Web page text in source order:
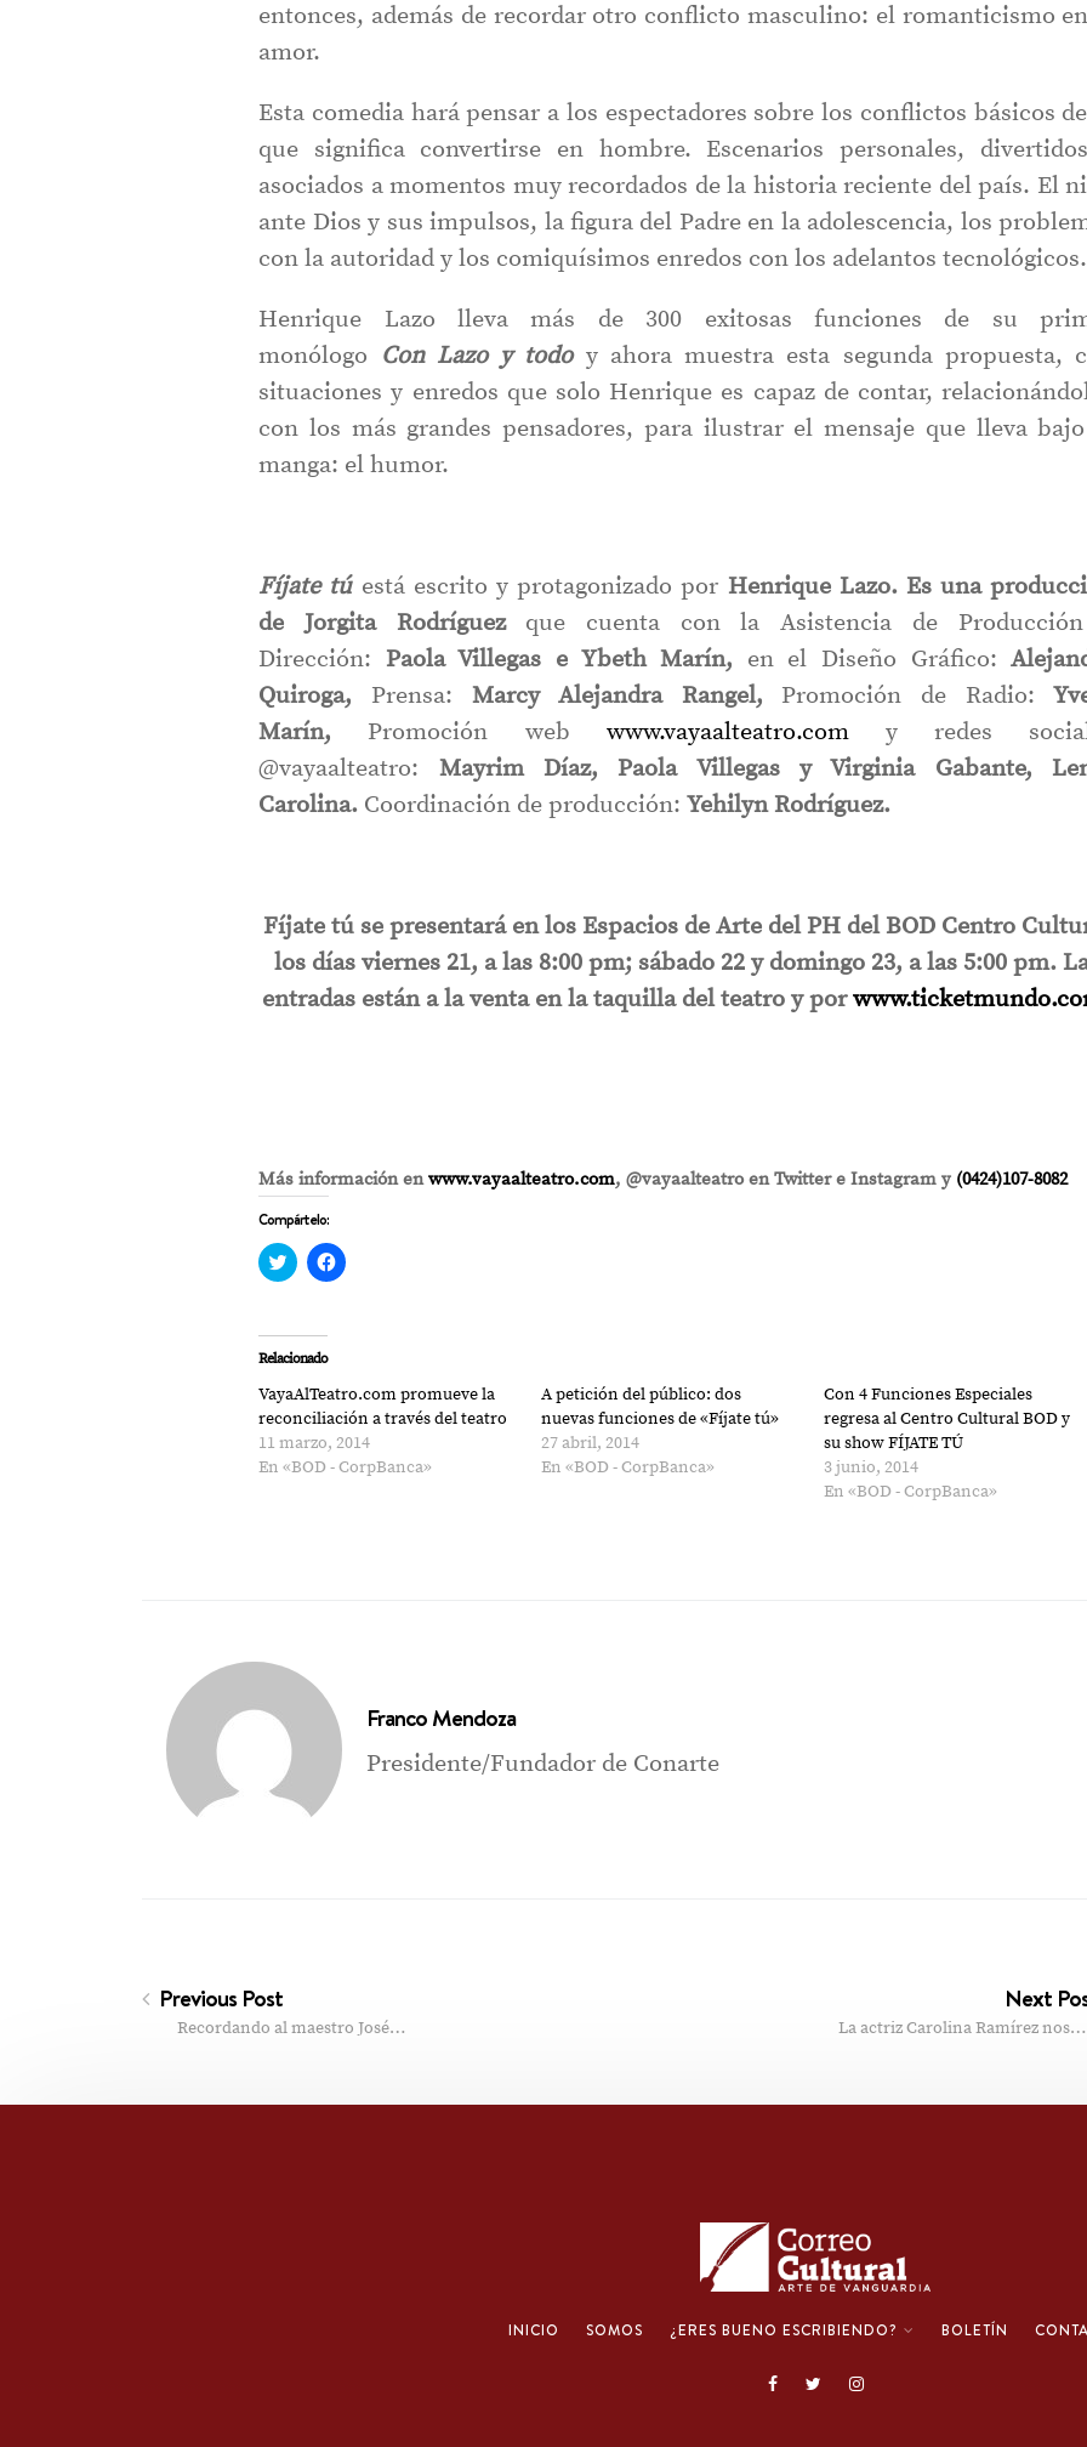
entonces, además de recordar otro conflicto masculino: el romanticismo
amor.
Esta comedia hará pensar a los espectadores sobre los conflictos básicos
que significa convertirse en hombre. Escenarios personales,
asociados a momentos muy recordados de la historia reciente del país. El
ante Dios y sus impulsos, la figura del Padre en la adolescencia, los
con la autoridad y los comiquísimos enredos con los adelantos tecnológicos.
Henrique Lazo lleva más de 300 exitosas funciones de su
monólogo Con Lazo y todoy ahora muestra esta segunda propuesta,
situaciones y enredos que solo Henrique es capaz de contar,
con los más grandes pensadores, para ilustrar el mensaje que lleva
manga: el humor.
Fíjate túestá escrito y protagonizado por Henrique Lazo. Es una
de Jorgita Rodríguez que cuenta con la
Asistencia de
Dirección: Paola Villegas e Ybeth Marín, en el Diseño Gráfico:
Quiroga, Prensa: Marcy Alejandra Rangel, Promoción de Radio:
Marín, Promoción web www.vayaalteatro.comy redes
@vayaalteatro: Mayrim Díaz, Paola Villegas y Virginia Gabante,
Carolina. Coordinación de producción:Yehilyn Rodríguez.
Fíjate tú se presentará en los Espacios de Arte del PH del BOD Centro
los días viernes 21, a las 8:00 pm; sábado 22 y domingo 23, a las 5:00 pm.
entradas están a la venta en la taquilla del teatro y por
Más información enwww.vayaalteatro.com, @vayaalteatro en Twitter e Instagram y (0424)107-8082
Compártelo:
Haz
clic
Twitter
(Se
abre
en
una
ventana
nueva)
Haz
clic
en
una
ventana
nueva)
Relacionado
VayaAlTeatro.com promueve la
reconciliación a través del teatro
11 marzo, 2014
En «BOD - CorpBanca»
A petición del público: dos
nuevas funciones de «Fíjate tú»
27 abril, 2014
En «BOD - CorpBanca»
Con 4 Funciones Especiales
regresa al Centro Cultural BOD y
su show FÍJATE TÚ
3 junio, 2014
En «BOD - CorpBanca»
Franco Mendoza
Presidente/Fundador de Conarte
Previous Post
Recordando al maestro José…
Next
La actriz Carolina Ramírez nos…
INICIO SOMOS ¿ERES BUENO ESCRIBIENDO? BOLETÍN